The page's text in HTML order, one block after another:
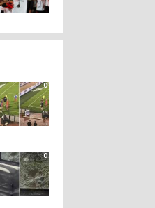
0
0